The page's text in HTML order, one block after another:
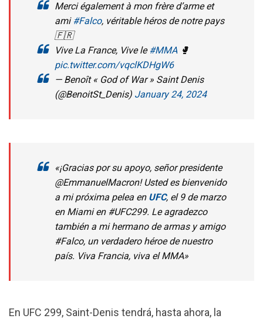
Merci également à mon frère d’arme et
ami#Falco, véritable héros de notre pays
🇫🇷
Vive La France, Vive le#MMA🥊
pic.twitter.com/vqclKDHgW6
— Benoît « God of War » Saint Denis
(@BenoitSt_Denis) January 24, 2024
«¡Gracias por su apoyo, señor presidente
@EmmanuelMacron! Usted es bienvenido
a mi próxima pelea en UFC, el 9 de marzo
en Miami en #UFC299. Le agradezco
también a mi hermano de armas y amigo
#Falco, un verdadero héroe de nuestro
país. Viva Francia, viva el MMA»
En UFC 299, Saint-Denis tendrá, hasta ahora, la